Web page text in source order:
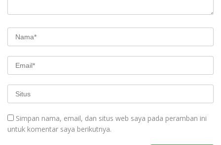
Simpan nama, email, dan situs web saya pada peramban ini
untuk komentar saya berikutnya.